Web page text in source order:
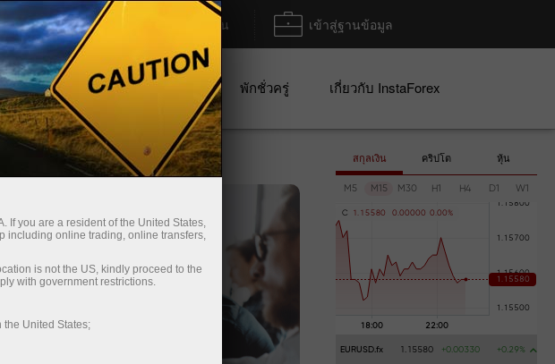
ลตฟอร์มการเทรด ฝาก/ถอน เข้าสู่ฐานข้อมูล
รับหุ้นส่วน แคมเปญ พักชั่วครู่ เกี่ยวกับ InstaForex
สกุลเงิน คริปโต หุ้น
M5 M15 M30 H1 H4 D1 W1
C 1 . 1 5580 0 .00000 0 .00%
EURUSD.fx 1.15580 +0.00330 +0.29%
If you are a resident of the United States,
including online trading, online transfers,
is not the US, kindly proceed to the
with government restrictions.
United States;